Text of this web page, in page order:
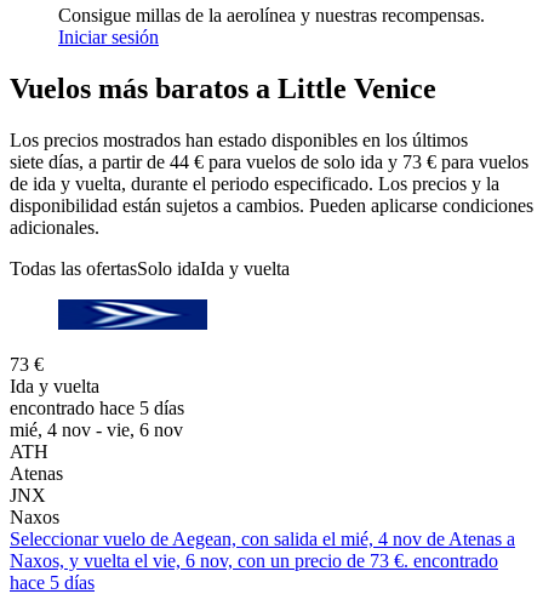
Consigue millas de la aerolínea y nuestras recompensas.
Iniciar sesión
Vuelos más baratos a Little Venice
Los precios mostrados han estado disponibles en los últimos
siete días, a partir de 44 € para vuelos de solo ida y 73 € para vuelos
de ida y vuelta, durante el periodo especificado. Los precios y la
disponibilidad están sujetos a cambios. Pueden aplicarse condiciones
adicionales.
Todas las ofertasSolo idaIda y vuelta
73 €
Ida y vuelta
encontrado hace 5 días
mié, 4 nov - vie, 6 nov
ATH
Atenas
JNX
Naxos
Seleccionar vuelo de Aegean, con salida el mié, 4 nov de Atenas a
Naxos, y vuelta el vie, 6 nov, con un precio de 73 €. encontrado
hace 5 días